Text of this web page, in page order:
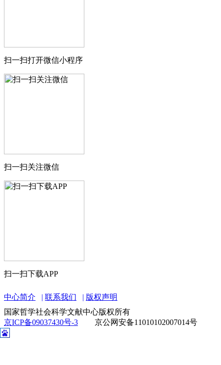
扫一扫打开微信小程序
扫一扫关注微信
扫一扫下载APP
中心简介 联系我们
版权声明
国家哲学社会科学文献中心版权所有
京ICP备09037430号-3
京公网安备11010102007014号